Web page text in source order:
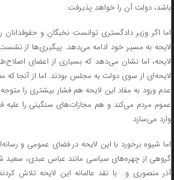
باشد، دولت آن را خواهد پذیرفت.
اما اگر وزیر دادگستری توانست نخبگان و حقوقدانان
لایحه به مسیر خود ادامه می‌دهد. پیگیری‌ها از
لایحه، اما نشان می‌دهد که بسیاری از اعضای
لایحه‌ای از سوی دولت به مجلس بودند. اما از آنجا
عدم ورود به مفاد این لایحه هم فشار بیشتری را
عموم مردم می‌کند و هم مجازات‌های سنگینی را علیه
وارد می‌سازد.
اما شیوه برخورد با این لایحه در فضای عمومی و
گروهی از چهره‌های سیاسی مانند عباس عبدی، سعید
آذر منصوری و… با نقد عالمانه این لایحه تلاش